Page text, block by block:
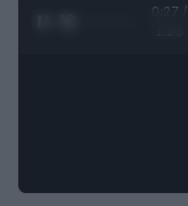
0:28 /